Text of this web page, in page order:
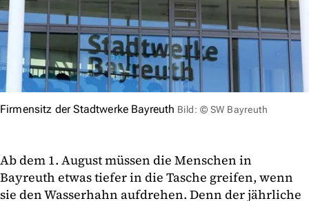
Firmensitz der Stadtwerke Bayreuth Bild: © SW Bayreuth
Ab dem 1. August müssen die Menschen in
Bayreuth etwas tiefer in die Tasche greifen, wenn
sie den Wasserhahn aufdrehen. Denn der jährliche